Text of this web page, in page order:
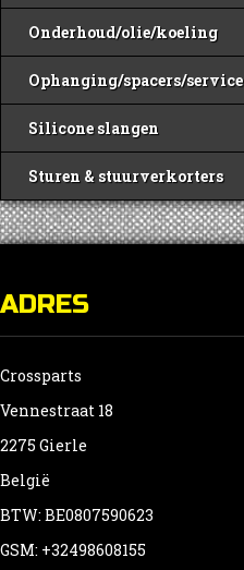
Onderhoud/olie/koeling
Ophanging/spacers/service
Silicone slangen
Sturen & stuurverkorters
ADRES
Crossparts
Vennestraat 18
2275 Gierle
België
BTW: BE0807590623
GSM: +32498608155